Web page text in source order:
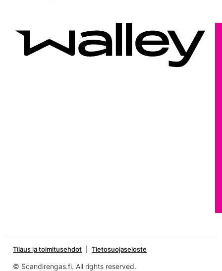
Tilaus ja toimitusehdot Tietosuojaseloste
© Scandirengas.fi. All rights reserved.